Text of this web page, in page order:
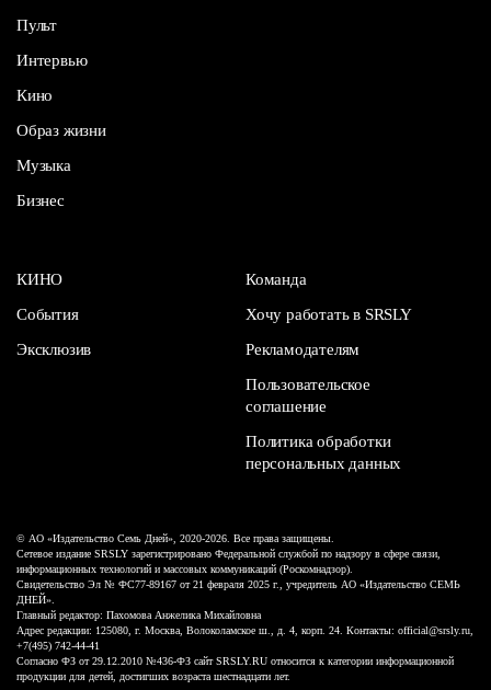
Пульт
Интервью
Кино
Образ жизни
Музыка
Бизнес
КИНО
События
Эксклюзив
Команда
Хочу работать в SRSLY
Рекламодателям
Пользовательское
соглашение
Политика обработки
персональных данных
© АО «Издательство Семь Дней», 2020-2026. Все права защищены.
Сетевое издание SRSLY зарегистрировано Федеральной службой по надзору в сфере связи,
информационных технологий и массовых коммуникаций (Роскомнадзор).
Свидетельство Эл № ФС77-89167 от 21 февраля 2025 г., учредитель АО «Издательство СЕМЬ
ДНЕЙ».
Главный редактор: Пахомова Анжелика Михайловна
Адрес редакции: 125080, г. Москва, Волоколамское ш., д. 4, корп. 24. Контакты: official@srsly.ru,
+7(495) 742-44-41
Согласно ФЗ от 29.12.2010 №436-ФЗ сайт SRSLY.RU относится к категории информационной
продукции для детей, достигших возраста шестнадцати лет.